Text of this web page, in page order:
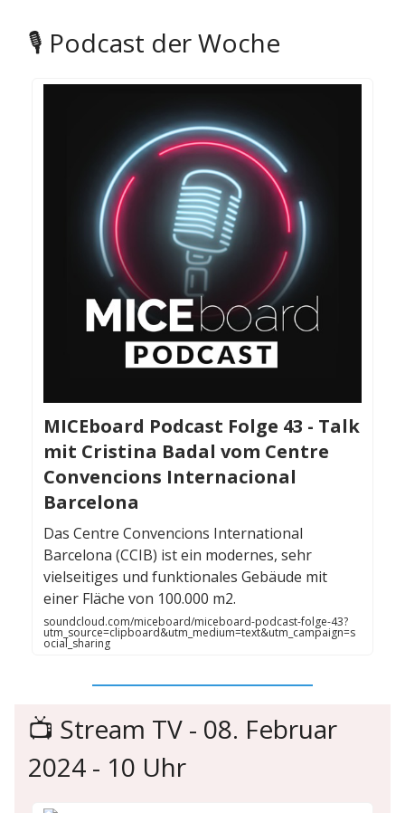
🎙️ Podcast der Woche
MICEboard Podcast Folge 43 - Talk
mit Cristina Badal vom Centre
Convencions Internacional
Barcelona
Das Centre Convencions International
Barcelona (CCIB) ist ein modernes, sehr
vielseitiges und funktionales Gebäude mit
einer Fläche von 100.000 m2.
soundcloud.com/miceboard/miceboard-podcast-folge-43?
utm_source=clipboard&utm_medium=text&utm_campaign=s
ocial_sharing
📺️ Stream TV - 08. Februar
2024 - 10 Uhr